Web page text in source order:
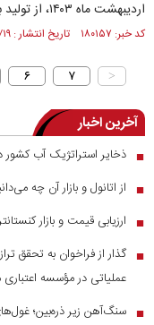
اردیبهشت ماه ۱۴۰۳، از تولید بیش از ۱۱۸ هزار تن نورد و شمش خبر داد.
کد خبر: ۱۸۰۱۵۷ تاریخ انتشار : ۱۴۰۳/۰۳/۱۹
۶ ۷ >
آخرین اخبار
■ ذخایر استراتژیک آب
■ از اتانول و بازار آن چه
■ ارزیابی قیمت و بازار
■
عملیاتی در مؤسسه اعتباری
■ سنگ‌آهن زیر ذره‌بین؛